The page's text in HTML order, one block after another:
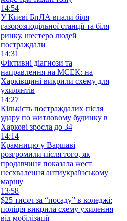
14:54
У Києві БпЛА впали біля
газорозподільної станції та біля
ринку, шестеро людей
постраждали
14:31
Фіктивні діагнози та
направлення на МСЕК: на
Харківщині викрили схему для
ухилянтів
14:27
Кількість постраждалих після
удару по житловому будинку в
Харкові зросла до 34
14:14
Крамницю у Варшаві
розгромили після того, як
продавчиня показала жест
несхвалення антиукраїнському
маршу
13:58
$25 тисяч за “посаду” в коледжі:
поліція викрила схему ухилення
від мобілізації